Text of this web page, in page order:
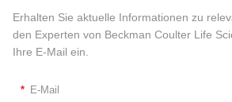
Erhalten Sie aktuelle Informationen zu
den Experten von Beckman Coulter Life
Ihre E-Mail ein.
* E-Mail